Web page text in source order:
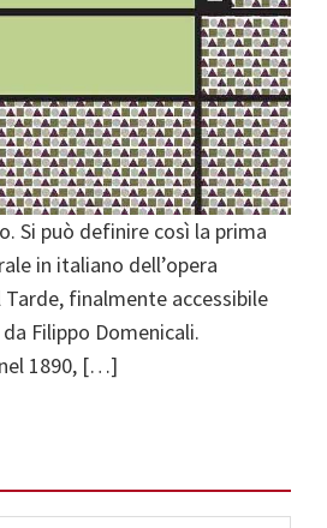
Si può definire così la prima
in italiano dell’opera
finalmente accessibile
Filippo Domenicali.
1890, […]